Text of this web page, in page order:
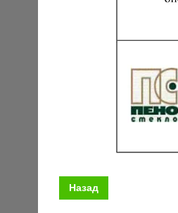
Назад